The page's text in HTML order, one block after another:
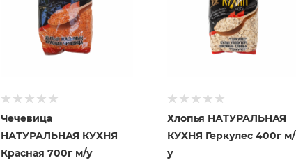
Чечевица
НАТУРАЛЬНАЯ КУХНЯ
Красная 700г м/у
Хлопья НАТУРАЛЬНАЯ
КУХНЯ Геркулес 400г м/
у